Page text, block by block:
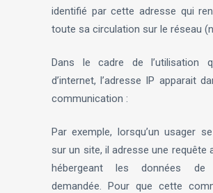
identifié par cette adresse qui
toute sa circulation sur le réseau
Dans le cadre de l’utilisation
d’internet, l’adresse IP apparait
communication :
Par exemple, lorsqu’un usager
sur un site, il adresse une requête
hébergeant les données
demandée. Pour que cette